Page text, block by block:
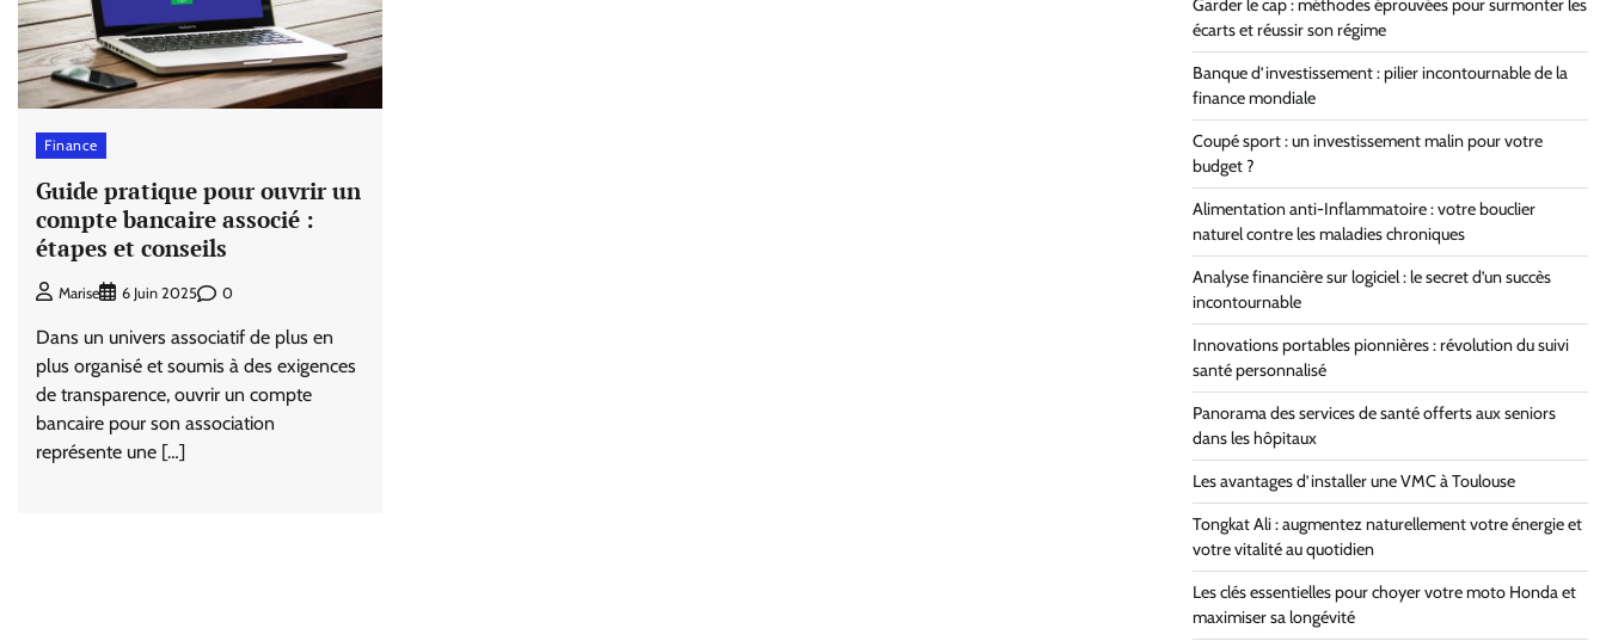
Finance
Guide pratique pour ouvrir un
compte bancaire associé :
étapes et conseils
Marise 6 Juin 2025 0
Dans un univers associatif de plus en
plus organisé et soumis à des exigences
de transparence, ouvrir un compte
bancaire pour son association
représente une […]
Garder le cap : méthodes éprouvées pour surmonter les
écarts et réussir son régime
Banque d’investissement : pilier incontournable de la
finance mondiale
Coupé sport : un investissement malin pour votre
budget ?
Alimentation anti-Inflammatoire : votre bouclier
naturel contre les maladies chroniques
Analyse financière sur logiciel : le secret d’un succès
incontournable
Innovations portables pionnières : révolution du suivi
santé personnalisé
Panorama des services de santé offerts aux seniors
dans les hôpitaux
Les avantages d’installer une VMC à Toulouse
Tongkat Ali : augmentez naturellement votre énergie et
votre vitalité au quotidien
Les clés essentielles pour choyer votre moto Honda et
maximiser sa longévité